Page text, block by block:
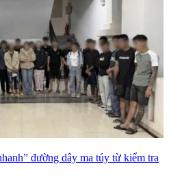
đường dây ma túy từ kiểm tra